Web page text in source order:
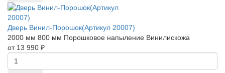
Дверь Винил-Порошок(Артикул 20007)
2000 мм 800 мм Порошковое напыление Винилискожа
от 13 990 ₽